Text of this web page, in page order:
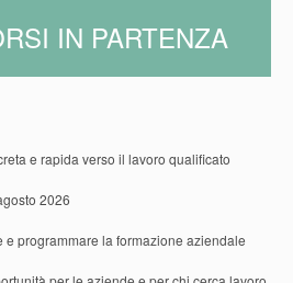
IN PARTENZA
e rapida verso il lavoro qualificato
2026
e programmare la formazione aziendale